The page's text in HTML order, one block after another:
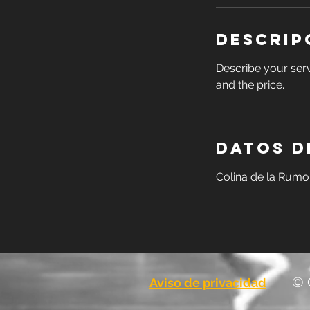
Describe your
and the price.
Datos
Colina de la
Aviso de privacidad ©